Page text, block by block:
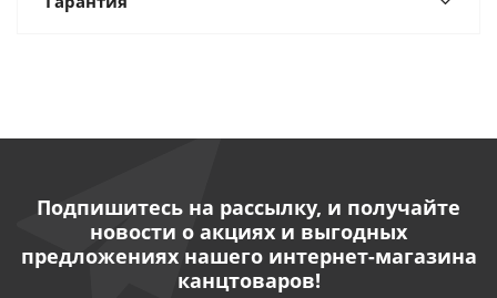
Подпишитесь на рассылку, и получайте
новости о акциях и выгодных
предложениях нашего интернет-магазина
канцтоваров!